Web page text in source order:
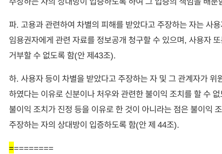
파. 고용과 관련하여 차별의 피해를 받았다고 주장하는 자는 사
임용권자에게 관련 자료를 정보공개 청구할 수 있으며, 사용자
거부할 수 없도록 함(안 제43조).
하. 사용자 등이 차별을 받았다고 주장하는 자 및 그 관계자가 위
하였다는 이유로 신분이나 처우와 관련한 불이익 조치를 할 수
불이익 조치가 진정 등을 이유로 한 것이 아니라는 점은 불이익
주장하는 자의 상대방이 입증하도록 함(안 제 44조).
=========